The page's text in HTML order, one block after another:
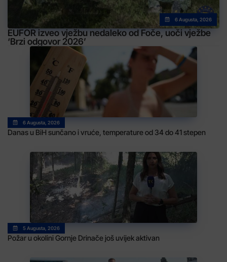
6 Augusta, 2026
EUFOR izveo vježbu nedaleko od Foče, uoči vježbe
‘Brzi odgovor 2026’
6 Augusta, 2026
Danas u BiH sunčano i vruće, temperature od 34 do 41 stepen
5 Augusta, 2026
Požar u okolini Gornje Drinače još uvijek aktivan